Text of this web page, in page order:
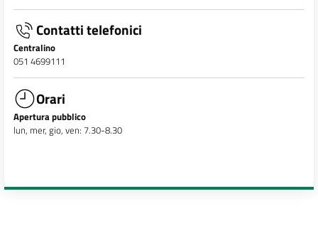
Contatti telefonici
Centralino
051 4699111
Orari
Apertura pubblico
lun, mer, gio, ven: 7.30-8.30